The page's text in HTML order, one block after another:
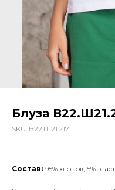
Блуза
SKU: В22.Ш21.217
Состав: 95% хлопок, 5%